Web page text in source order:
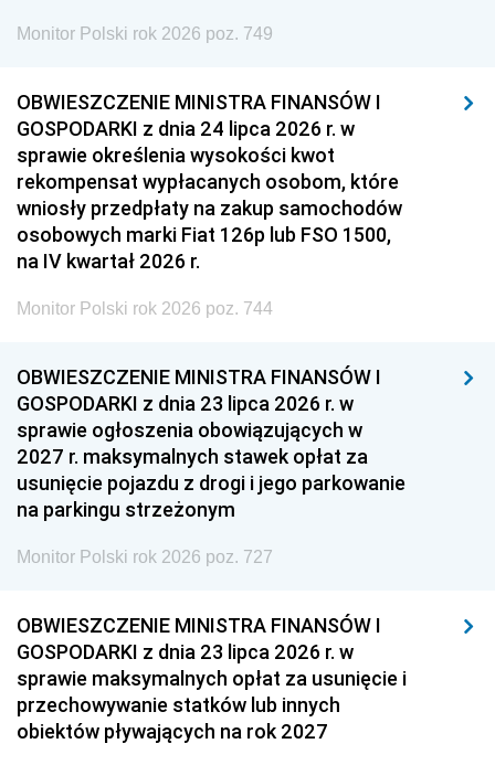
Monitor Polski rok 2026 poz. 749
OBWIESZCZENIE MINISTRA FINANSÓW I
GOSPODARKI z dnia 24 lipca 2026 r. w
sprawie określenia wysokości kwot
rekompensat wypłacanych osobom, które
wniosły przedpłaty na zakup samochodów
osobowych marki Fiat 126p lub FSO 1500,
na IV kwartał 2026 r.
Monitor Polski rok 2026 poz. 744
OBWIESZCZENIE MINISTRA FINANSÓW I
GOSPODARKI z dnia 23 lipca 2026 r. w
sprawie ogłoszenia obowiązujących w
2027 r. maksymalnych stawek opłat za
usunięcie pojazdu z drogi i jego parkowanie
na parkingu strzeżonym
Monitor Polski rok 2026 poz. 727
OBWIESZCZENIE MINISTRA FINANSÓW I
GOSPODARKI z dnia 23 lipca 2026 r. w
sprawie maksymalnych opłat za usunięcie i
przechowywanie statków lub innych
obiektów pływających na rok 2027